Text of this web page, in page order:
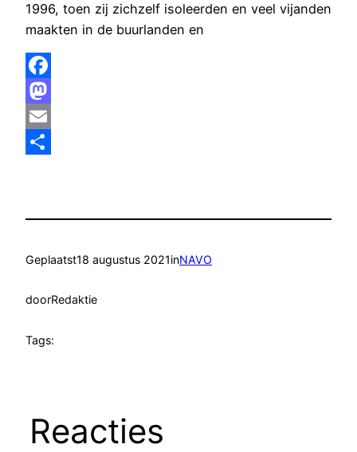
1996, toen zij zichzelf isoleerden en veel vijanden
maakten in de buurlanden en
Facebook
Mastodon
Email
Geplaatst18 augustus 2021inNAVO
doorRedaktie
Tags:
Reacties